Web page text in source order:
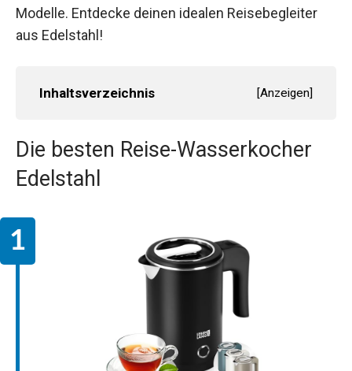
Modelle. Entdecke deinen idealen Reisebegleiter
aus Edelstahl!
Inhaltsverzeichnis [Anzeigen]
Die besten Reise-Wasserkocher
Edelstahl